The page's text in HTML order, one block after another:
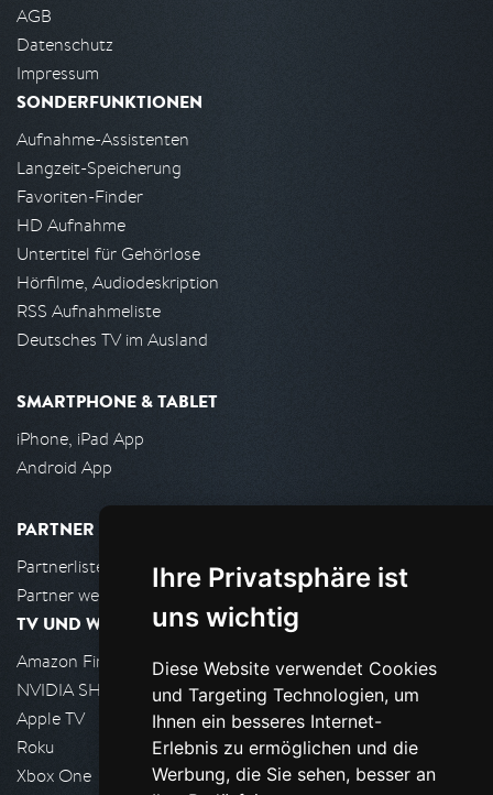
Ihre Privatsphäre ist
uns wichtig
Diese Website verwendet Cookies
und Targeting Technologien, um
Ihnen ein besseres Internet-
Erlebnis zu ermöglichen und die
Werbung, die Sie sehen, besser an
AGB
Datenschutz
Impressum
SONDERFUNKTIONEN
Aufnahme-Assistenten
Langzeit-Speicherung
Favoriten-Finder
HD Aufnahme
Untertitel für Gehörlose
Hörfilme, Audiodeskription
RSS Aufnahmeliste
Deutsches TV im Ausland
SMARTPHONE & TABLET
iPhone, iPad App
Android App
PARTNER
Partnerliste
Partner werden
TV UND WOHNZIMMER
Amazon FireTV
NVIDIA SHIELD, Google TV
Apple TV
Roku
Xbox One